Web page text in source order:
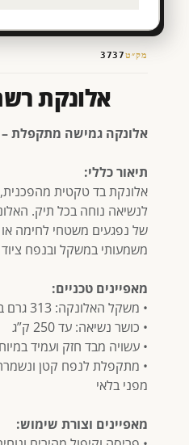
מק״ט3737
אלונקת
אלונקה גמישה מתקפלת – TREETAC
תיאור כללי:
אלונקת בד טקטית
לנשיאה נוחה בכל תיק.
של נפגעים משטחי לחימה או
משמעותי במשקל ובנפח
מאפיינים טכניים:
• משקל האלונקה: 313 גרם בלבד
• כושר נשיאה: עד 250 ק”ג
• עשויה מבד חזק ועמיד
• מתקפלת לנפח קטן
מפני בלאי
מאפיינים וצורת שימוש: